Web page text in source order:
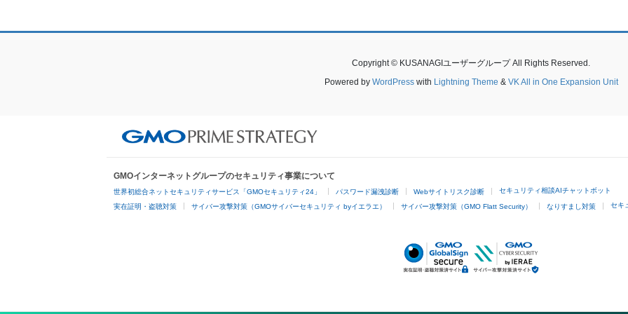
Copyright © KUSANAGIユーザーグループ All Rights Reserved.
Powered by WordPresswith Lightning Theme & VK All in One Expansion Unit
GMOインターネットグループのセキュリティ事業について
世界初総合ネットセキュリティサービス「GMOセキュリティ24」 パスワード漏洩診断 Webサイトリスク診断 セキュリティ相談AIチャットボット
実在証明・盗聴対策 サイバー攻撃対策（GMOサイバーセキュリティ byイエラエ） サイバー攻撃対策（GMO Flatt Security） なりすまし対策 セキ